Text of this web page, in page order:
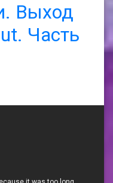
Выход
Часть